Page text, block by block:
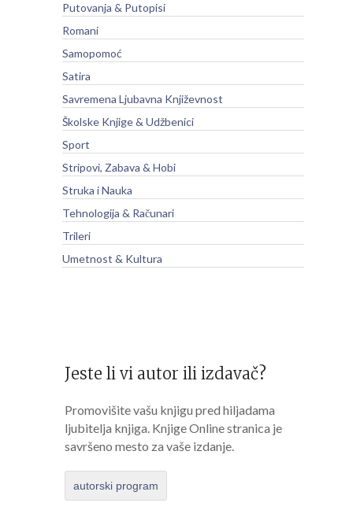
Putovanja & Putopisi
Romani
Samopomoć
Satira
Savremena Ljubavna Književnost
Školske Knjige & Udžbenici
Sport
Stripovi, Zabava & Hobi
Struka i Nauka
Tehnologija & Računari
Trileri
Umetnost & Kultura
Jeste li vi autor ili izdavač?
Promovišite vašu knjigu pred hiljadama
ljubitelja knjiga. Knjige Online stranica je
savršeno mesto za vaše izdanje.
autorski program